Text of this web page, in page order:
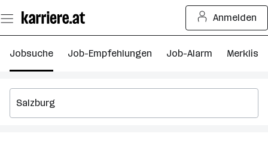
Seiteninhalt
springen
Anmelden
Jobsuche Job-Empfehlungen Job-Alarm Merkliste